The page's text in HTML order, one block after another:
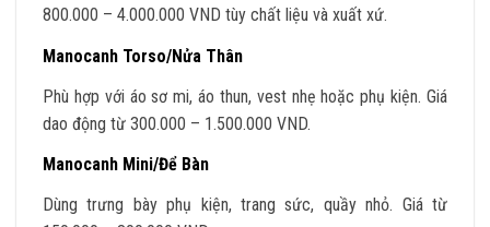
800.000 – 4.000.000 VND tùy chất liệu và xuất xứ.
Manocanh Torso/Nửa Thân
Phù hợp với áo sơ mi, áo thun, vest nhẹ hoặc phụ kiện. Giá
dao động từ 300.000 – 1.500.000 VND.
Manocanh Mini/Để Bàn
Dùng trưng bày phụ kiện, trang sức, quầy nhỏ. Giá từ